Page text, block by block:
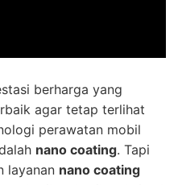
berharga yang
agar tetap terlihat
perawatan mobil
nano coating. Tapi
layanan nano coating